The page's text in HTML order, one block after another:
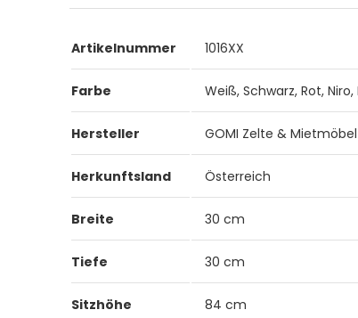
Artikelnummer 1016XX
Farbe Weiß, Schwarz, Rot, Niro,
Hersteller GOMI Zelte & Mietmöbel
Herkunftsland Österreich
Breite 30 cm
Tiefe 30 cm
Sitzhöhe 84 cm